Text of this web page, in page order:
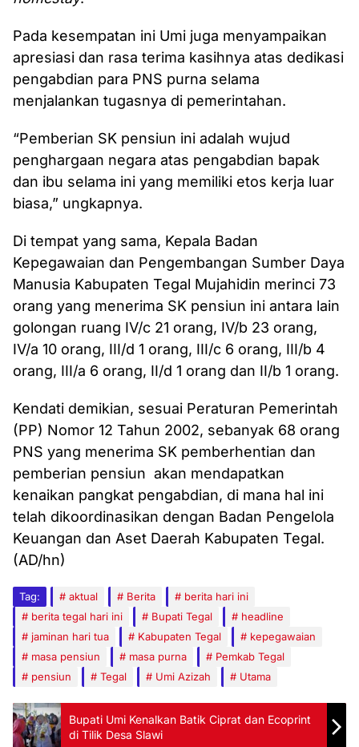
Pada kesempatan ini Umi juga menyampaikan
apresiasi dan rasa terima kasihnya atas dedikasi
pengabdian para PNS purna selama
menjalankan tugasnya di pemerintahan.
“Pemberian SK pensiun ini adalah wujud
penghargaan negara atas pengabdian bapak
dan ibu selama ini yang memiliki etos kerja luar
biasa,” ungkapnya.
Di tempat yang sama, Kepala Badan
Kepegawaian dan Pengembangan Sumber Daya
Manusia Kabupaten Tegal Mujahidin merinci 73
orang yang menerima SK pensiun ini antara lain
golongan ruang IV/c 21 orang, IV/b 23 orang,
IV/a 10 orang, III/d 1 orang, III/c 6 orang, III/b 4
orang, III/a 6 orang, II/d 1 orang dan II/b 1 orang.
Kendati demikian, sesuai Peraturan Pemerintah
(PP) Nomor 12 Tahun 2002, sebanyak 68 orang
PNS yang menerima SK pemberhentian dan
pemberian pensiun akan mendapatkan
kenaikan pangkat pengabdian, di mana hal ini
telah dikoordinasikan dengan Badan Pengelola
Keuangan dan Aset Daerah Kabupaten Tegal.
(AD/hn)
Tag: aktual Berita
berita hari ini
berita tegal hari ini
Bupati Tegal
headline
jaminan hari tua
Kabupaten Tegal
kepegawaian
masa pensiun
masa purna
Pemkab Tegal
pensiun
Tegal Umi Azizah Utama
Bupati Umi Kenalkan Batik Ciprat dan Ecoprint
di Tilik Desa Slawi